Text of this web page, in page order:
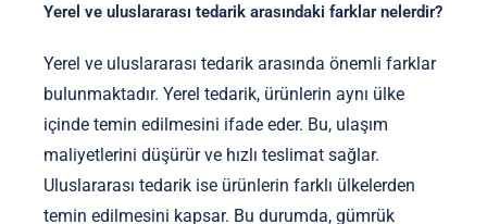
Yerel ve uluslararası tedarik arasındaki farklar nelerdir?
Yerel ve uluslararası tedarik arasında önemli farklar
bulunmaktadır. Yerel tedarik, ürünlerin aynı ülke
içinde temin edilmesini ifade eder. Bu, ulaşım
maliyetlerini düşürür ve hızlı teslimat sağlar.
Uluslararası tedarik ise ürünlerin farklı ülkelerden
temin edilmesini kapsar. Bu durumda, gümrük